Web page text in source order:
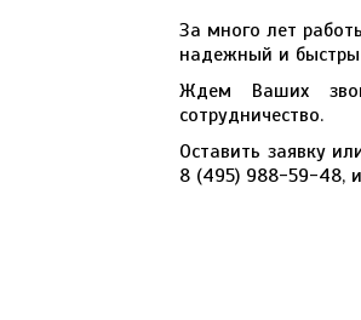
За много лет
надежный и
Ждем Ваших
сотрудничество.
Оставить заявку
8 (495) 988-59-48,